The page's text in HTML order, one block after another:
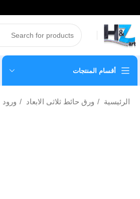
أقسام المنتجات
الرئيسية ورق حائط ثلاثى الابعاد ورود